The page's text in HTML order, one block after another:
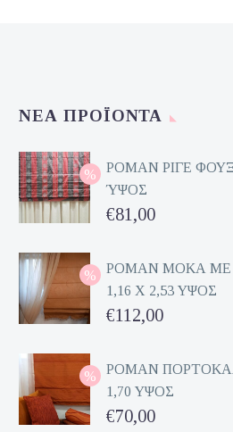
ΝΈΑ ΠΡΟΪΌΝΤΑ
ΡΟΜΑΝ ΡΙΓΕ
ΎΨΟΣ
Original
was:
€162,00.
€81,00
τρέχουσα
τιμή
είναι:
ΡΟΜΑΝ ΜΟΚΑ ΜΕ
1,16 Χ 2,53 ΥΨΟΣ
Original
was:
€224,00.
€112,00
τρέχουσα
τιμή
είναι:
ΡΟΜΑΝ
1,70 ΥΨΟΣ
Original
€70,00